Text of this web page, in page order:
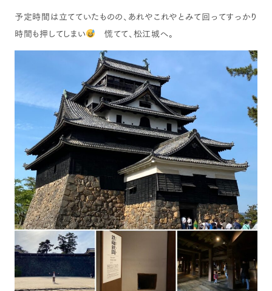
予定時間は立てていたものの、あれやこれやとみて回ってすっかり
時間も押してしまい
慌てて、松江城へ。